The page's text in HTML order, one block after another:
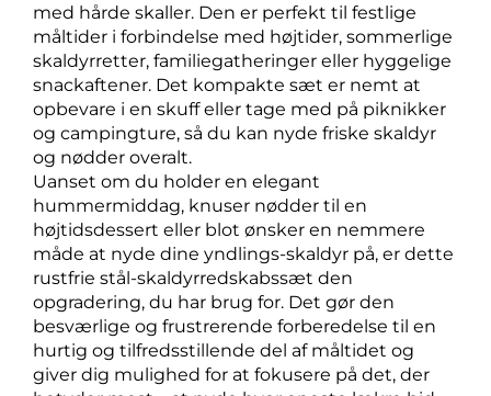
med hårde skaller. Den er perfekt til festlige
måltider i forbindelse med højtider, sommerlige
skaldyrretter, familiegatheringer eller hyggelige
snackaftener. Det kompakte sæt er nemt at
opbevare i en skuff eller tage med på piknikker
og campingture, så du kan nyde friske skaldyr
og nødder overalt.
Uanset om du holder en elegant
hummermiddag, knuser nødder til en
højtidsdessert eller blot ønsker en nemmere
måde at nyde dine yndlings-skaldyr på, er dette
rustfrie stål-skaldyrredskabssæt den
opgradering, du har brug for. Det gør den
besværlige og frustrerende forberedelse til en
hurtig og tilfredsstillende del af måltidet og
giver dig mulighed for at fokusere på det, der